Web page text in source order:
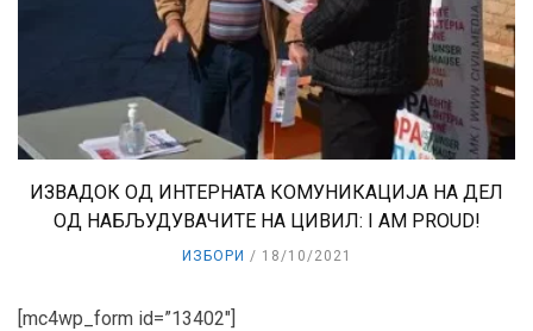
ИЗВАДОК ОД ИНТЕРНАТА КОМУНИКАЦИЈА НА ДЕЛ
ОД НАБЉУДУВАЧИТЕ НА ЦИВИЛ: I AM PROUD!
ИЗБОРИ 18/10/2021
[mc4wp_form id=”13402″]